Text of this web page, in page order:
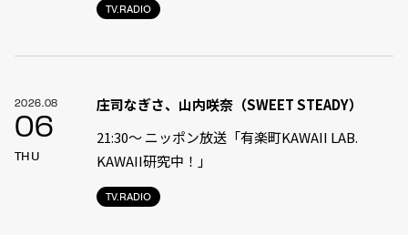
TV.RADIO
2026.08
06
THU
TV.RADIO
庄司なぎさ、山内咲奈（SWEET STEADY）
21:30〜 ニッポン放送「有楽町KAWAII LAB.
KAWAII研究中！」